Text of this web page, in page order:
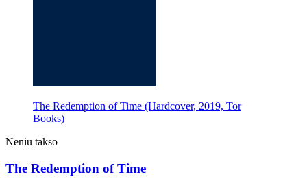
The Redemption of Time (Hardcover, 2019, Tor
Books)
Neniu takso
The Redemption of Time